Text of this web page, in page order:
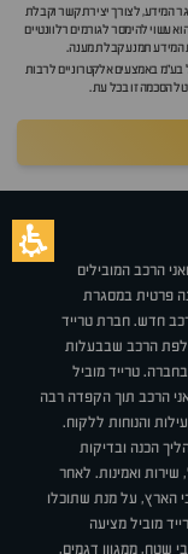
המידע, לצורך יצירת קשר וקבלת
עשוי להימסר לגורמים רלוונטיים
המידע תמנע קבלת מענה.
בע"מ באמצעים אלקטרוניים לרבות
הרכב המובילים
פרטית במסגרת
חדש. חברת טרייד
הרכב שבבעלות
טרייד מוביל
הרכב תוך הקפדה רבה
והנוחות ללקוח.
הכנה ובדיקות
שירות ואמינות. לאחר
הארץ, על מנת שתוכלו
מוביל מציעה
שטח, ממגוון דגמים,